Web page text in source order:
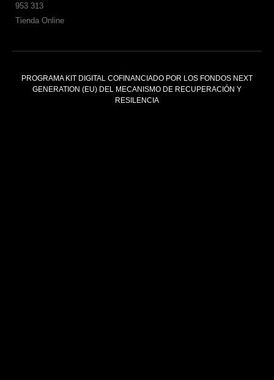
953 313
Tienda Online
PROGRAMA KIT DIGITAL COFINANCIADO POR LOS FONDOS NEXT
GENERATION (EU) DEL MECANISMO DE RECUPERACIÓN Y
RESILENCIA